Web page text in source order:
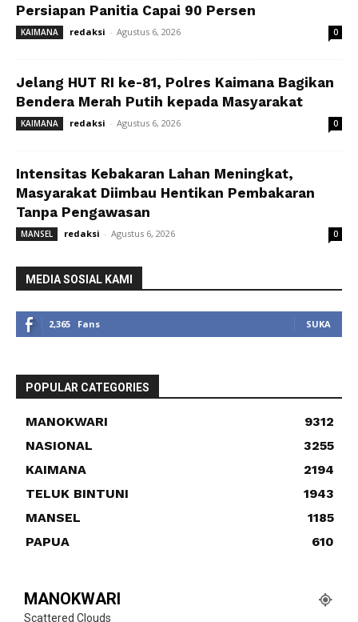
Persiapan Panitia Capai 90 Persen
KAIMANA redaksi - Agustus 6, 2026 0
Jelang HUT RI ke-81, Polres Kaimana Bagikan
Bendera Merah Putih kepada Masyarakat
KAIMANA redaksi - Agustus 6, 2026 0
Intensitas Kebakaran Lahan Meningkat,
Masyarakat Diimbau Hentikan Pembakaran
Tanpa Pengawasan
MANSEL redaksi - Agustus 6, 2026 0
MEDIA SOSIAL KAMI
2,365 Fans SUKA
POPULAR CATEGORIES
MANOKWARI
9312
NASIONAL
3255
KAIMANA
2194
TELUK BINTUNI
1943
MANSEL
1185
PAPUA
610
MANOKWARI
Scattered Clouds